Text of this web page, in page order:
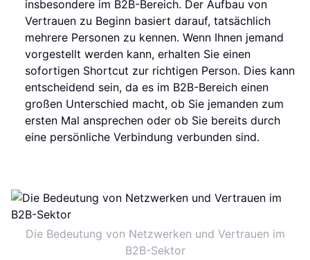
insbesondere im B2B-Bereich. Der Aufbau von
Vertrauen zu Beginn basiert darauf, tatsächlich
mehrere Personen zu kennen. Wenn Ihnen jemand
vorgestellt werden kann, erhalten Sie einen
sofortigen Shortcut zur richtigen Person. Dies kann
entscheidend sein, da es im B2B-Bereich einen
großen Unterschied macht, ob Sie jemanden zum
ersten Mal ansprechen oder ob Sie bereits durch
eine persönliche Verbindung verbunden sind.
Die Bedeutung von Netzwerken und Vertrauen im
B2B-Sektor